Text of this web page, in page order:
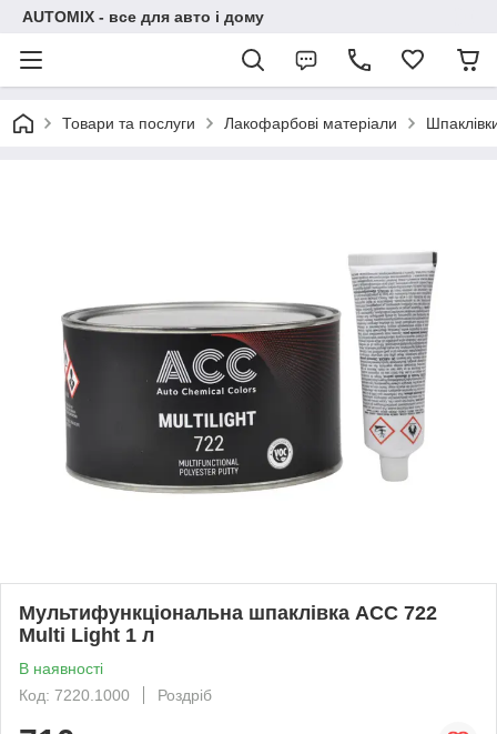
AUTOMIX - все для авто і дому
Товари та послуги Лакофарбові матеріали
Мультифункціональна шпаклівка ACC 722
Multi Light 1 л
В наявності
Код: 7220.1000
Роздріб